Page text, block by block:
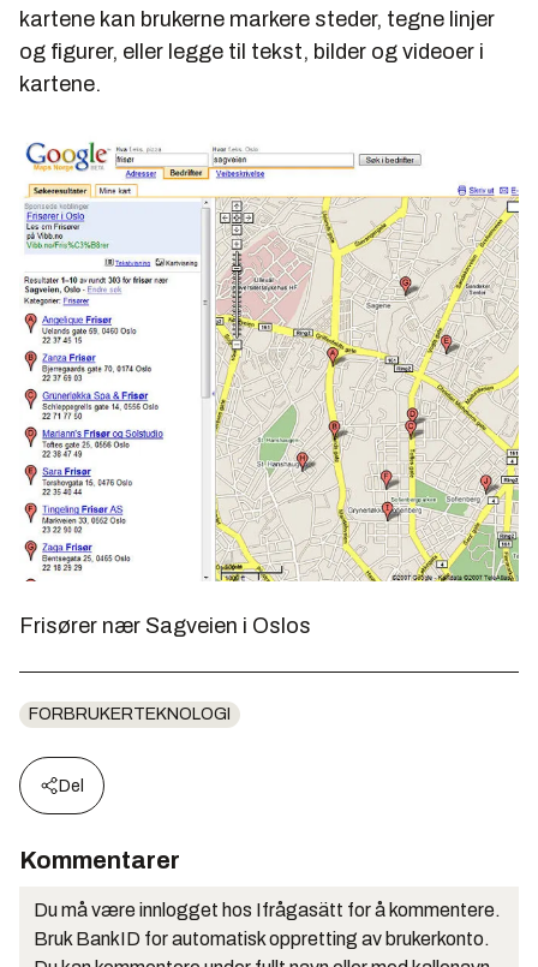
kartene kan brukerne markere steder, tegne linjer
og figurer, eller legge til tekst, bilder og videoer i
kartene.
Frisører nær Sagveien i Oslos
FORBRUKERTEKNOLOGI
Del
Kommentarer
Du må være innlogget hos Ifrågasätt for å kommentere.
Bruk BankID for automatisk oppretting av brukerkonto.